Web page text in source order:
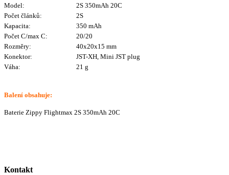
Model:
2S 350mAh 20C
Počet článků:
2S
Kapacita:
350 mAh
Počet C/max C:
20/20
Rozměry:
40x20x15 mm
Konektor:
JST-XH, Mini JST plug
Váha:
21 g
Balení obsahuje:
Baterie Zippy Flightmax 2S 350mAh 20C
Kontakt